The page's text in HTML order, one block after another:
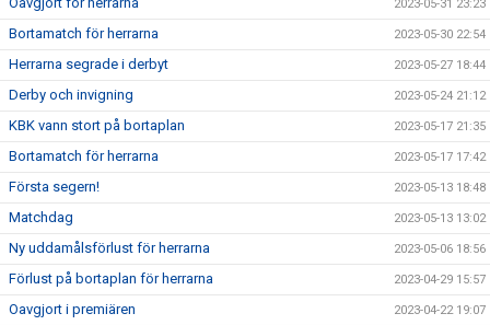
2023-05-31 23:23
Bortamatch för herrarna 2023-05-30 22:54
Herrarna segrade i derbyt 2023-05-27 18:44
Derby och invigning 2023-05-24 21:12
KBK vann stort på bortaplan 2023-05-17 21:35
Bortamatch för herrarna 2023-05-17 17:42
Första segern! 2023-05-13 18:48
Matchdag 2023-05-13 13:02
Ny uddamålsförlust för herrarna 2023-05-06 18:56
Förlust på bortaplan för herrarna 2023-04-29 15:57
Oavgjort i premiären 2023-04-22 19:07